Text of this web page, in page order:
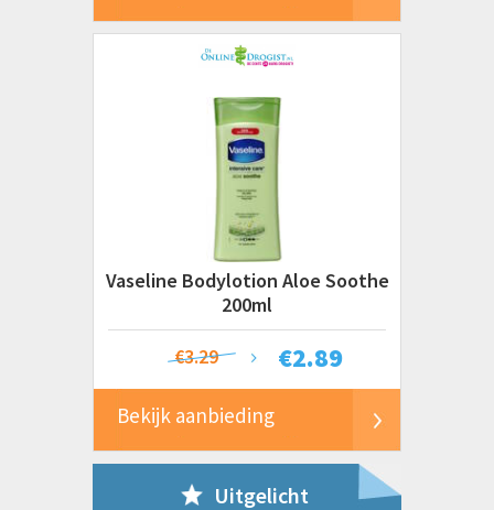
Vaseline Bodylotion Aloe Soothe
200ml
€2.89
€3.29
Bekijk aanbieding
Uitgelicht